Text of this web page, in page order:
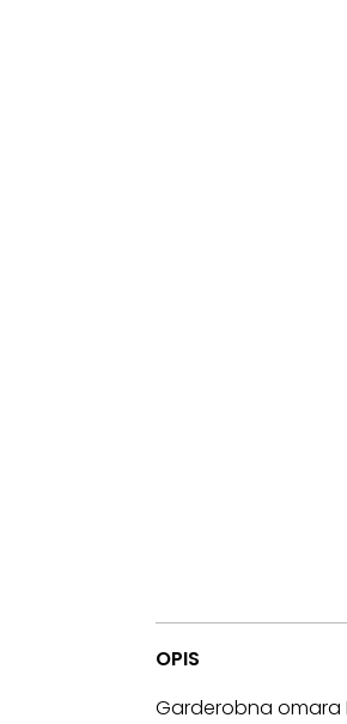
OPIS
Garderobna omara